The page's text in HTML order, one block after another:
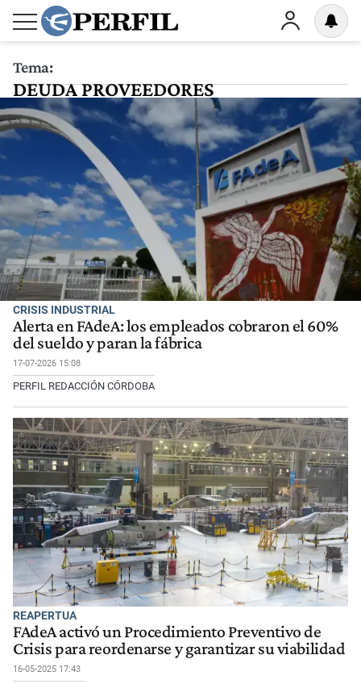
Tema:
DEUDA PROVEEDORES
CRISIS INDUSTRIAL
Alerta en FAdeA: los empleados cobraron el 60%
del sueldo y paran la fábrica
17-07-2026 15:08
PERFIL REDACCIÓN CÓRDOBA
REAPERTUA
FAdeA activó un Procedimiento Preventivo de
Crisis para reordenarse y garantizar su viabilidad
16-05-2025 17:43